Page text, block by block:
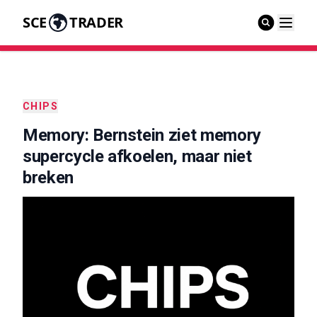
SCE TRADER
CHIPS
Memory: Bernstein ziet memory
supercycle afkoelen, maar niet
breken